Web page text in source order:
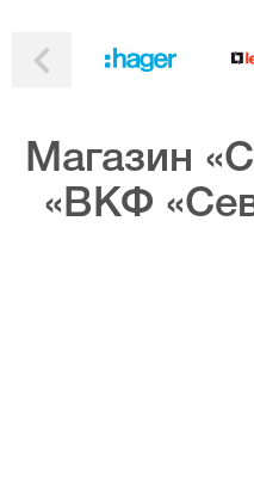
Магазин
«ВКФ